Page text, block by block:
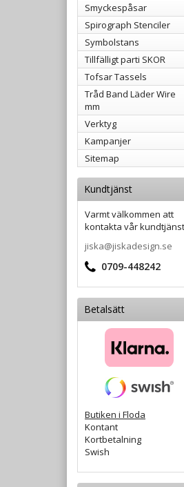
Smyckespåsar
Spirograph Stenciler
Symbolstans
Tillfälligt parti SKOR
Tofsar Tassels
Tråd Band Läder Wire
mm
Verktyg
Kampanjer
Sitemap
Kundtjänst
Varmt välkommen att
kontakta vår
jiska@jiskadesign.se
0709-448242
Betalsätt
Butiken i Floda
Kontant
Kortbetalning
Swish